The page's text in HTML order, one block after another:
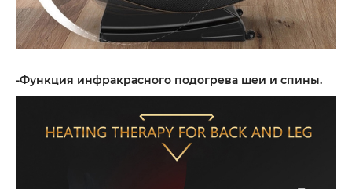
-Функция инфракрасного подогрева шеи и спины.